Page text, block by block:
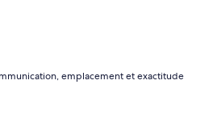
emplacement et exactitude